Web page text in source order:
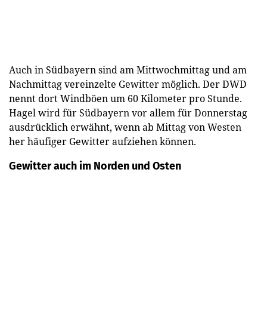
Auch in Südbayern sind am Mittwochmittag und am
Nachmittag vereinzelte Gewitter möglich. Der DWD
nennt dort Windböen um 60 Kilometer pro Stunde.
Hagel wird für Südbayern vor allem für Donnerstag
ausdrücklich erwähnt, wenn ab Mittag von Westen
her häufiger Gewitter aufziehen können.
Gewitter auch im Norden und Osten